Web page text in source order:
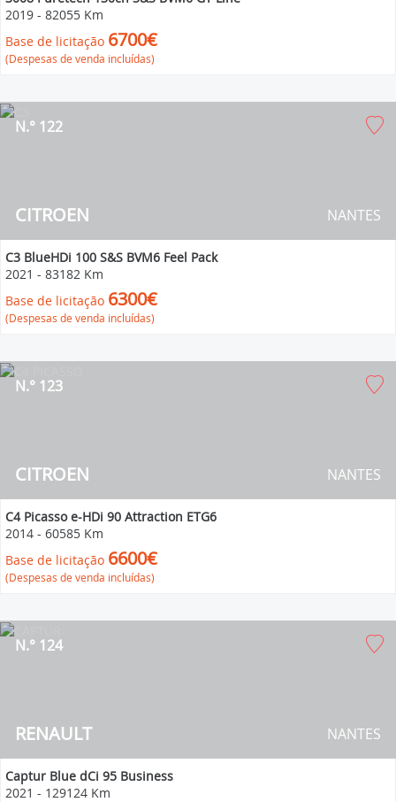
2019 - 82055 Km
Base de licitação 6700€
(Despesas de venda incluídas)
CITROEN
N.° 122
NANTES
C3 BlueHDi 100 S&S BVM6 Feel Pack
2021 - 83182 Km
Base de licitação 6300€
(Despesas de venda incluídas)
CITROEN
N.° 123
NANTES
C4 Picasso e-HDi 90 Attraction ETG6
2014 - 60585 Km
Base de licitação 6600€
(Despesas de venda incluídas)
RENAULT
N.° 124
NANTES
Captur Blue dCi 95 Business
2021 - 129124 Km